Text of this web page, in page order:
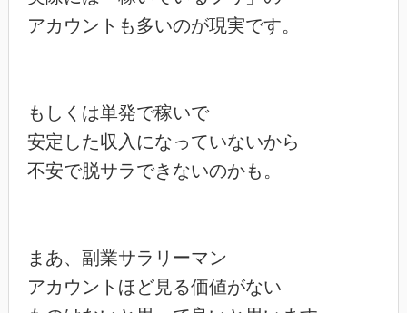
アカウントも多いのが現実です。
もしくは単発で稼いで
安定した収入になっていないから
不安で脱サラできないのかも。
まあ、副業サラリーマン
アカウントほど見る価値がない